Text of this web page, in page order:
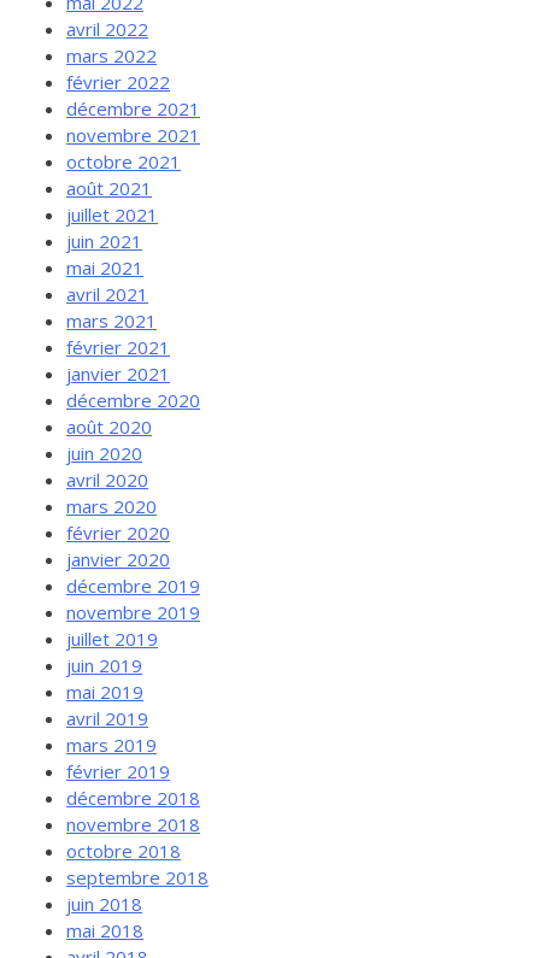
avril 2022
mars 2022
février 2022
décembre 2021
novembre 2021
octobre 2021
août 2021
juillet 2021
juin 2021
mai 2021
avril 2021
mars 2021
février 2021
janvier 2021
décembre 2020
août 2020
juin 2020
avril 2020
mars 2020
février 2020
janvier 2020
décembre 2019
novembre 2019
juillet 2019
juin 2019
mai 2019
avril 2019
mars 2019
février 2019
décembre 2018
novembre 2018
octobre 2018
septembre 2018
juin 2018
mai 2018